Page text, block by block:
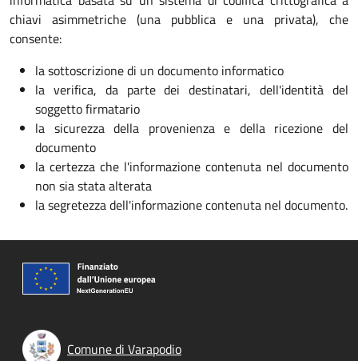
chiavi asimmetriche (una pubblica e una privata), che
consente:
la sottoscrizione di un documento informatico
la verifica, da parte dei destinatari, dell'identità del
soggetto firmatario
la sicurezza della provenienza e della ricezione del
documento
la certezza che l'informazione contenuta nel documento
non sia stata alterata
la segretezza dell'informazione contenuta nel documento.
Comune di Varapodio